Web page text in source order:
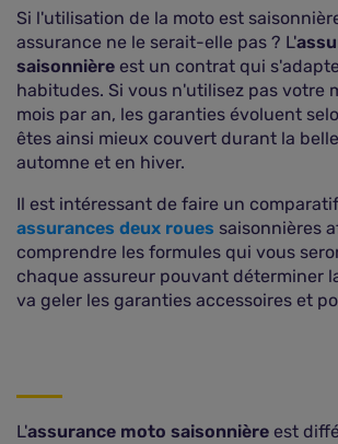
Si l'utilisation de la moto est
assurance ne le serait-elle pas ? L'
saisonnière est un contrat qui
habitudes. Si vous n'utilisez pas votre
mois par an, les garanties évoluent
êtes ainsi mieux couvert durant la
automne et en hiver.
Il est intéressant de faire un
assurances deux roues saisonnières
comprendre les formules qui vous
chaque assureur pouvant déterminer
va geler les garanties accessoires et
L'assurance moto saisonnière est